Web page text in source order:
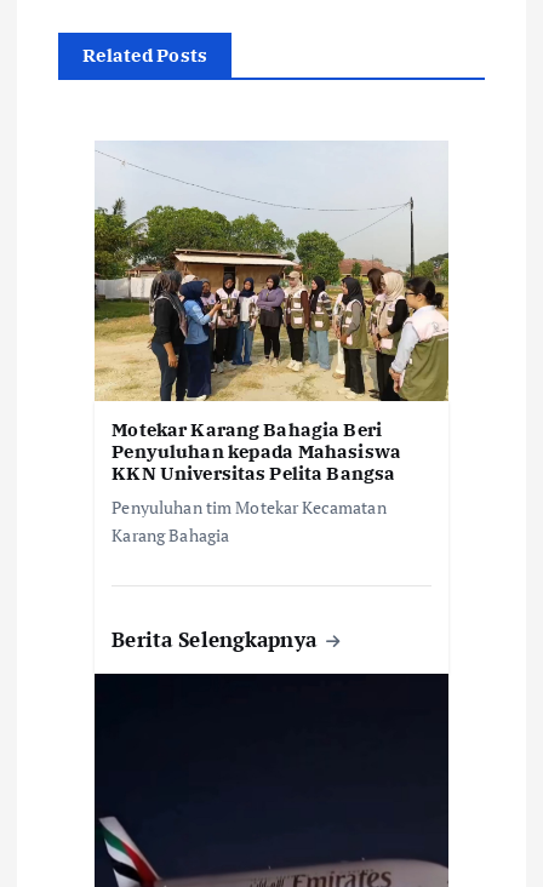
s
Related Posts
Motekar Karang Bahagia Beri
Penyuluhan kepada Mahasiswa
KKN Universitas Pelita Bangsa
Penyuluhan tim Motekar Kecamatan
Karang Bahagia
Berita Selengkapnya